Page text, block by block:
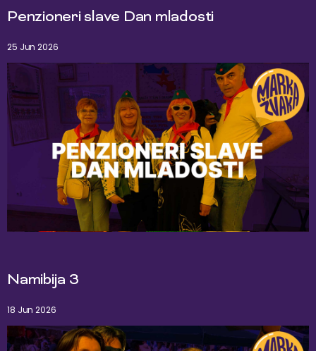
Penzioneri slave Dan mladosti
25 Jun 2026
Namibija 3
18 Jun 2026